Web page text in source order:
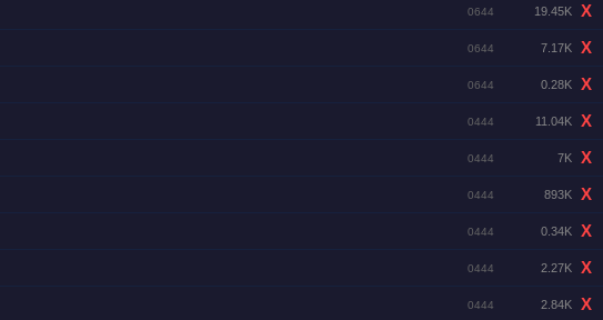
0644 19.45K
X
0644 7.17K
X
0644 0.28K
X
0444 11.04K
X
0444 7K
X
0444 893K
X
0444 0.34K
X
0444 2.27K
X
0444 2.84K
X